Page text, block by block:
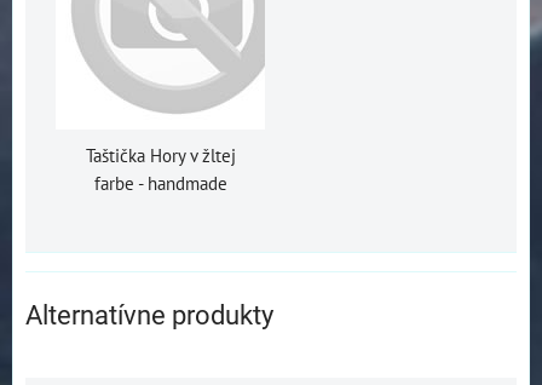
Taštička Hory v žltej
farbe - handmade
Alternatívne produkty